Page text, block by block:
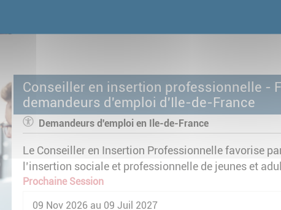
Conseiller en insertion professionnelle -
demandeurs d'emploi d'Ile-de-France
Demandeurs d'emploi en Ile-de-France
Le Conseiller en Insertion Professionnelle favorise
l’insertion sociale et professionnelle de jeunes et
dimensions multiples de l’insertion : emploi,
Prochaine Session
09 Nov 2026 au 09 Juil 2027